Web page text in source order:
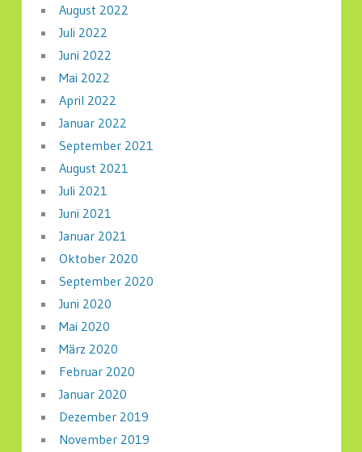
August 2022
Juli 2022
Juni 2022
Mai 2022
April 2022
Januar 2022
September 2021
August 2021
Juli 2021
Juni 2021
Januar 2021
Oktober 2020
September 2020
Juni 2020
Mai 2020
März 2020
Februar 2020
Januar 2020
Dezember 2019
November 2019